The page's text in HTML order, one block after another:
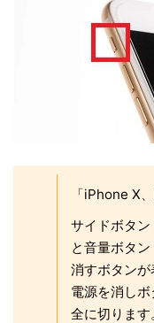
「iPhone X
サイドボタン
と音量ボタ
消すボタンが
電源を消し
全に切りま